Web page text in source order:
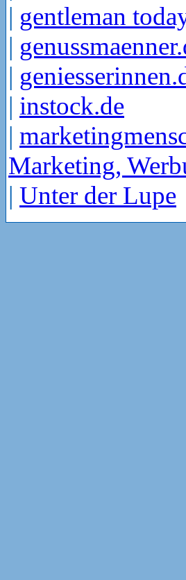
| gentleman
|
|
| instock.de
|
Marketing,
| Unter der Lupe